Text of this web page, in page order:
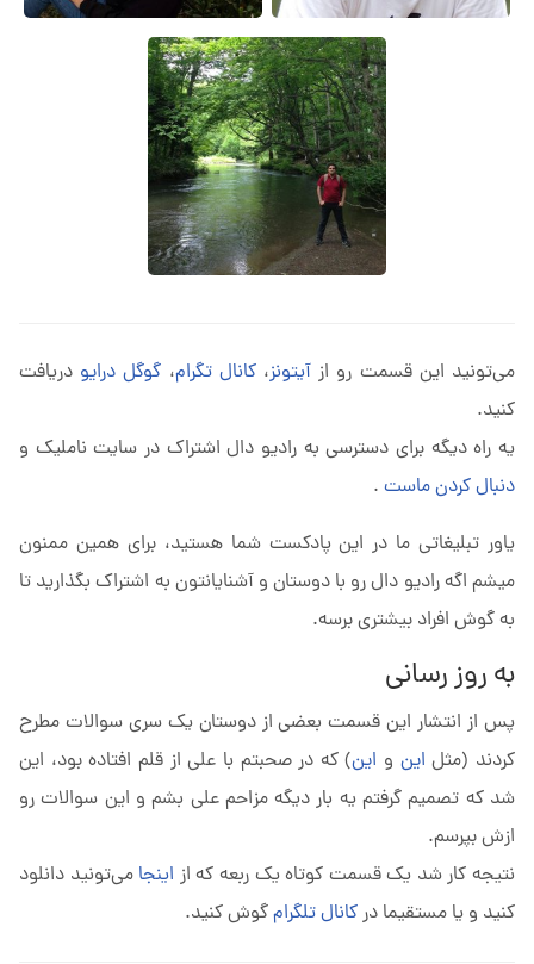
می‌تونید این قسمت رو از آیتونز،کانال تگرام، گوگل درایو دریافت
کنید.
یه راه دیگه برای دسترسی به رادیو دال اشتراک در سایت ناملیک و
دنبال کردن ماست .
یاور تبلیغاتی ما در این پادکست شما هستید، برای همین ممنون
میشم اگه رادیو دال رو با دوستان و آشنایانتون به اشتراک بگذارید تا
به گوش افراد بیشتری برسه.
به روز رسانی
پس از انتشار این قسمت بعضی از دوستان یک سری سوالات مطرح
کردند (مثل این و این) که در صحبتم با علی از قلم افتاده بود، این
شد که تصمیم گرفتم یه بار دیگه مزاحم علی بشم و این سوالات رو
ازش بپرسم.
نتیجه کار شد یک قسمت کوتاه یک ربعه که از اینجا می‌تونید دانلود
کنید و یا مستقیما درکانال تلگرامگوش کنید.